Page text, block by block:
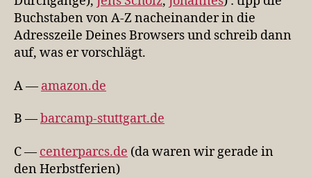
Buchstaben von A-Z nacheinander in die
Adresszeile Deines Browsers und schreib dann
auf, was er vorschlägt.
A — amazon.de
B —barcamp-stuttgart.de
C — centerparcs.de (da waren wir gerade in
den Herbstferien)